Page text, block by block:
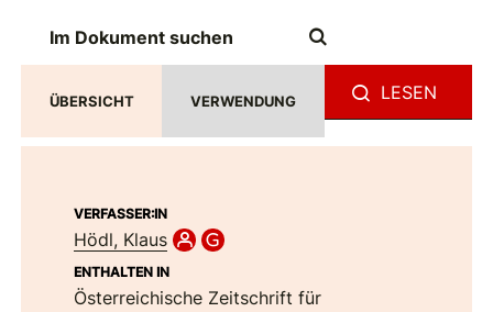
ÜBERSICHT VERWENDUNG LESEN
VERFASSER:IN
Hödl, Klaus
ENTHALTEN IN
Österreichische Zeitschrift für